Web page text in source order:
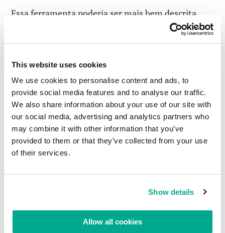
This website uses cookies
We use cookies to personalise content and ads, to
provide social media features and to analyse our traffic.
We also share information about your use of our site with
our social media, advertising and analytics partners who
may combine it with other information that you’ve
provided to them or that they’ve collected from your use
of their services.
Show details
Allow all cookies
Essa ferramenta poderia ser mais bem descrita
como um microscópio de alta tecnologia para a
complicados. Em suma, esta é a nossa tecnologia
de defesa exclusiva contra ameaças futuras.
Para entender melhor o conceito, vamos tomar
um conjunto de tradicionaisbonecas russas.
Leia em:ZETA Shield – O escudo que protege seu
computador